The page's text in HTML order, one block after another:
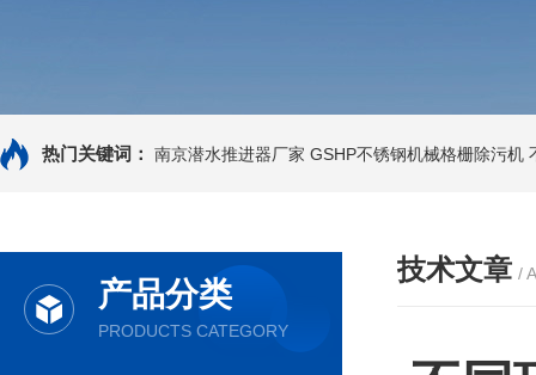
热门关键词： 南京潜水推进器厂家 GSHP不锈钢机械格栅除污机
产品分类
PRODUCTS CATEGORY
技术文章 /